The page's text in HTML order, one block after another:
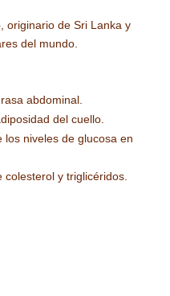
originario de Sri Lanka y
del mundo.
abdominal.
del cuello.
niveles de glucosa en
y triglicéridos.